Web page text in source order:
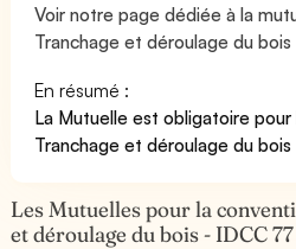
Voir notre page dédiée à la
Tranchage et déroulage du bois
En résumé :
La Mutuelle est obligatoire
Tranchage et déroulage du bois
Les Mutuelles pour la
et déroulage du bois - IDCC 77